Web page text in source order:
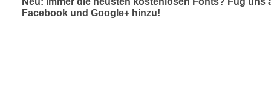
Facebook und Google+ hinzu!